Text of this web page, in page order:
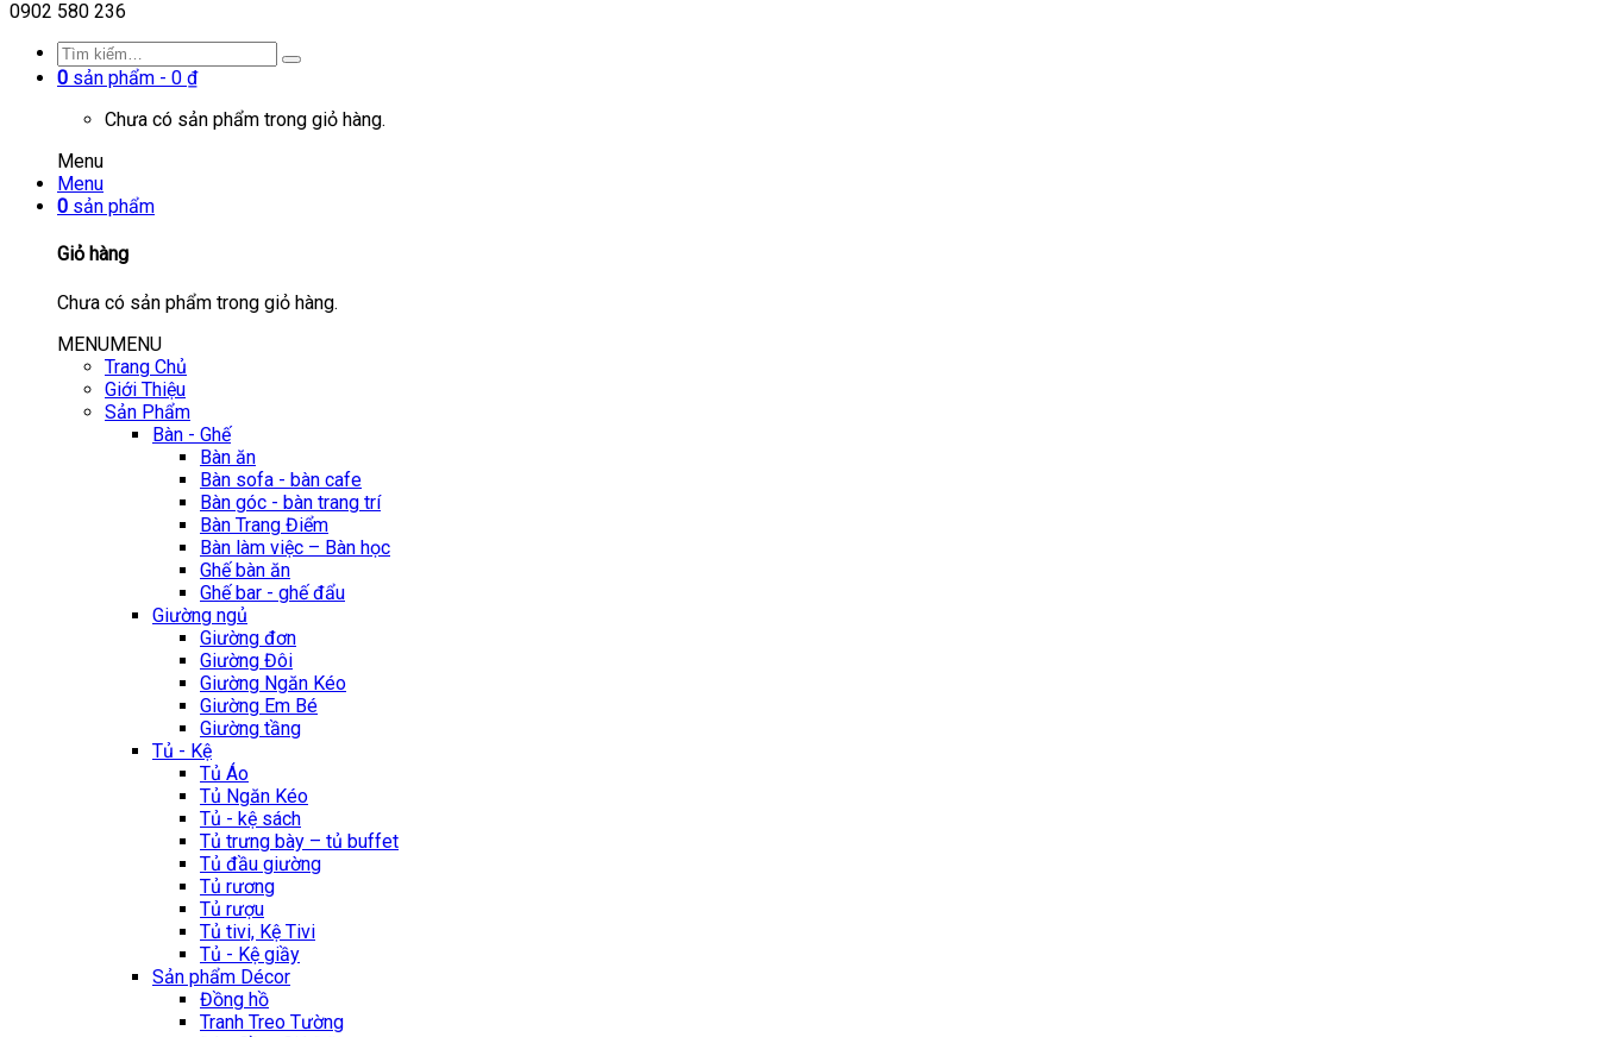
0902 580 236
0 sản phẩm - 0 ₫
Chưa có sản phẩm trong giỏ hàng.
Menu
Menu
0 sản phẩm
Giỏ hàng
Chưa có sản phẩm trong giỏ hàng.
MENUMENU
Trang Chủ
Giới Thiệu
Sản Phẩm
Bàn - Ghế
Bàn ăn
Bàn sofa - bàn cafe
Bàn góc - bàn trang trí
Bàn Trang Điểm
Bàn làm việc – Bàn học
Ghế bàn ăn
Ghế bar - ghế đẩu
Giường ngủ
Giường đơn
Giường Đôi
Giường Ngăn Kéo
Giường Em Bé
Giường tầng
Tủ - Kệ
Tủ Áo
Tủ Ngăn Kéo
Tủ - kệ sách
Tủ trưng bày – tủ buffet
Tủ đầu giường
Tủ rương
Tủ rượu
Tủ tivi, Kệ Tivi
Tủ - Kệ giầy
Sản phẩm Décor
Đồng hồ
Tranh Treo Tường